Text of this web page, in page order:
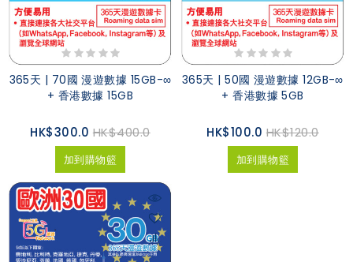
365天 | 70國 漫遊數據 15GB-∞
+ 香港數據 15GB
HK$300.0 HK$400.0
加到購物籃
365天 | 50國 漫遊數據 12GB-∞
+ 香港數據 5GB
HK$100.0 HK$120.0
加到購物籃